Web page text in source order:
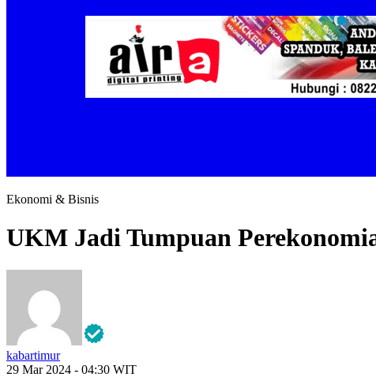
Ekonomi & Bisnis
UKM Jadi Tumpuan
kabartimur
29 Mar 2024 - 04:30 WIT